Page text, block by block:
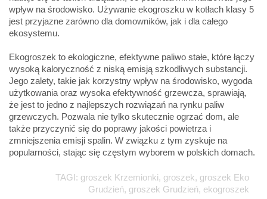
wpływ na środowisko. Używanie ekogroszku w kotłach klasy 5
jest przyjazne zarówno dla domowników, jak i dla całego
ekosystemu.
Ekogroszek to ekologiczne, efektywne paliwo stałe, które łączy
wysoką kaloryczność z niską emisją szkodliwych substancji.
Jego zalety, takie jak korzystny wpływ na środowisko, wygoda
użytkowania oraz wysoka efektywność grzewcza, sprawiają,
że jest to jedno z najlepszych rozwiązań na rynku paliw
grzewczych. Pozwala nie tylko skutecznie ogrzać dom, ale
także przyczynić się do poprawy jakości powietrza i
zmniejszenia emisji spalin. W związku z tym zyskuje na
popularności, stając się częstym wyborem w polskich domach.
TAGI: groszek Krzemionki, groszek, groszek Eko
Grudzień, groszek Grudzień, ekogroszek